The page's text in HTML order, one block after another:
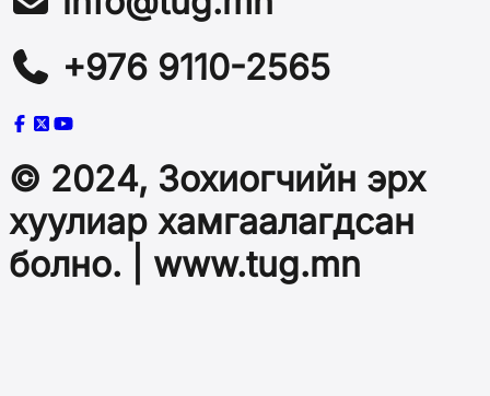
+976 9110-2565
© 2024, Зохиогчийн эрх
хуулиар хамгаалагдсан
болно. | www.tug.mn